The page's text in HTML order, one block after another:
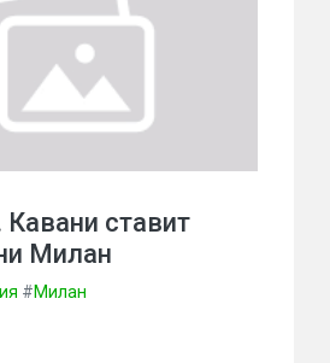
Кавани ставит
Милан
#Милан